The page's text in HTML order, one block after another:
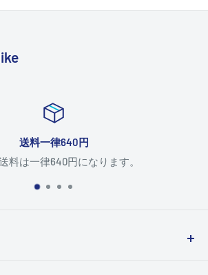
送料一律640円
料は一律640円になります。